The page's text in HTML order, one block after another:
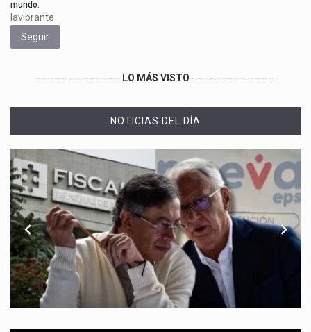
mundo.
lavibrante
Seguir
------------------------ LO MÁS VISTO ------------------------
NOTICIAS DEL DÍA